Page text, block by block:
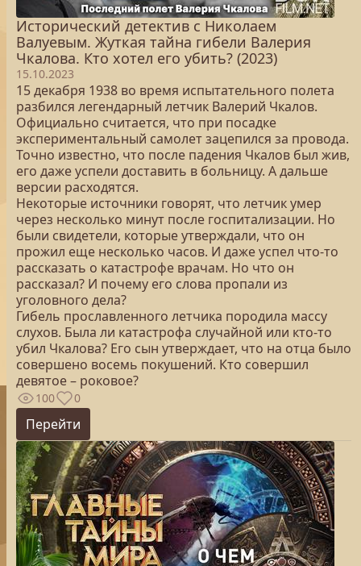
Исторический детектив с Николаем
Валуевым. Жуткая тайна гибели Валерия
Чкалова. Кто хотел его убить? (2023)
15.10.2023
15 декабря 1938 во время испытательного полета
разбился легендарный летчик Валерий Чкалов.
Официально считается, что при посадке
экспериментальный самолет зацепился за провода.
Точно известно, что после падения Чкалов был жив,
его даже успели доставить в больницу. А дальше
версии расходятся.
Некоторые источники говорят, что летчик умер
через несколько минут после госпитализации. Но
были свидетели, которые утверждали, что он
прожил еще несколько часов. И даже успел что-то
рассказать о катастрофе врачам. Но что он
рассказал? И почему его слова пропали из
уголовного дела?
Гибель прославленного летчика породила массу
слухов. Была ли катастрофа случайной или кто-то
убил Чкалова? Его сын утверждает, что на отца было
совершено восемь покушений. Кто совершил
девятое – роковое?
100 0
Перейти